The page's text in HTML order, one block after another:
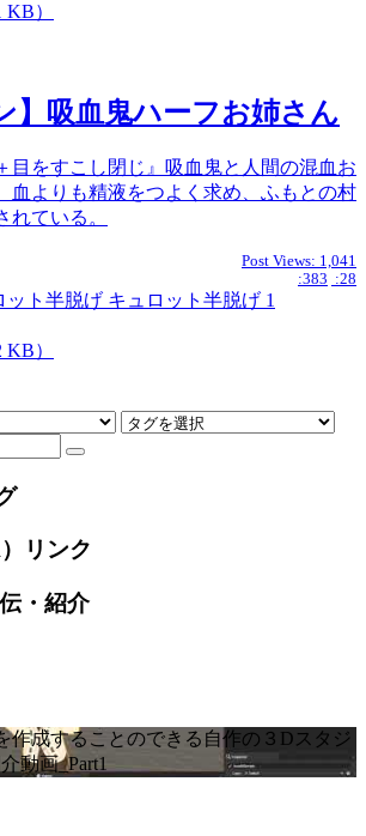
）
】吸血鬼ハーフお姉さん
目をすこし閉じ』吸血鬼と人間の混血お
血よりも精液をつよく求め、ふもとの村
れている。
Post Views: 1,041
:383 :28
キュロット半脱げ 1
）
リンク
・紹介
作成することのできる自作の３Dスタジ
動画_Part1